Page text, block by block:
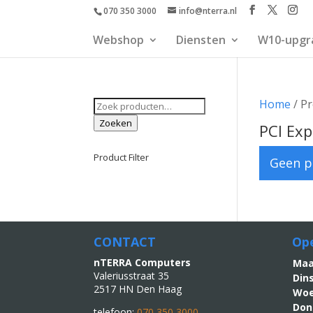
070 350 3000 info@nterra.nl
Webshop Diensten W10-
Home /
PCI
Geen
Zoeken
naar:
Zoeken
Product Filter
CONTACT
nTERRA Computers
Valeriusstraat 35
2517 HN Den Haag